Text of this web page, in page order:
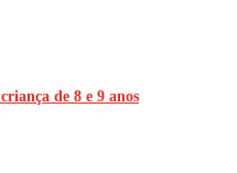
de 8 e 9 anos